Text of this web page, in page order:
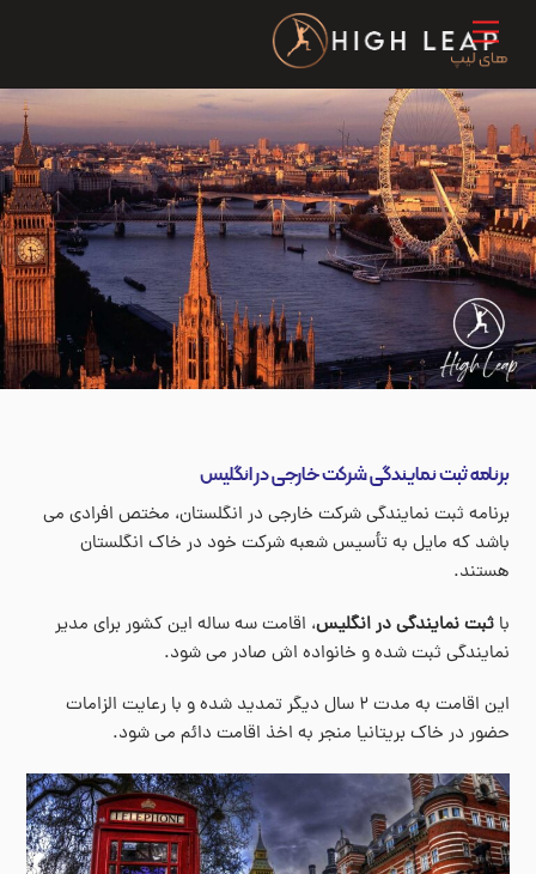
content
Menu
برنامه ثبت نمایندگی شرکت خارجی در انگلیس
برنامه ثبت نمایندگی شرکت خارجی در انگلستان، مختص افرادی می
باشد که مایل به تأسیس شعبه شرکت خود در خاک انگلستان
هستند.
باثبت نمایندگی در انگلیس، اقامت سه ساله این کشور برای مدیر
نمایندگی ثبت شده و خانواده اش صادر می شود.
این اقامت به مدت ۲ سال دیگر تمدید شده و با رعایت الزامات
حضور در خاک بریتانیا منجر به اخذ اقامت دائم می شود.